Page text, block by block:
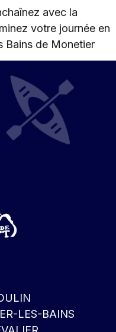
avec la
votre journée en
Bains de Monetier
LES-BAINS